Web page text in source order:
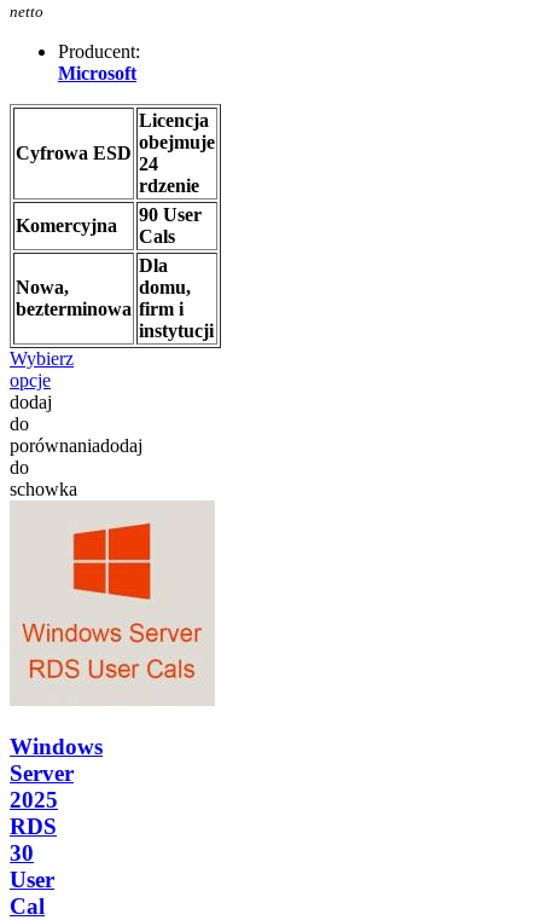
netto
Producent:
Microsoft
Cyfrowa ESD
Licencja
obejmuje
24
rdzenie
Komercyjna
90 User
Cals
Nowa,
bezterminowa
Dla
domu,
firm i
instytucji
Wybierz
opcje
dodaj
do
porównaniadodaj
do
schowka
Windows
Server
2025
RDS
30
User
Cal